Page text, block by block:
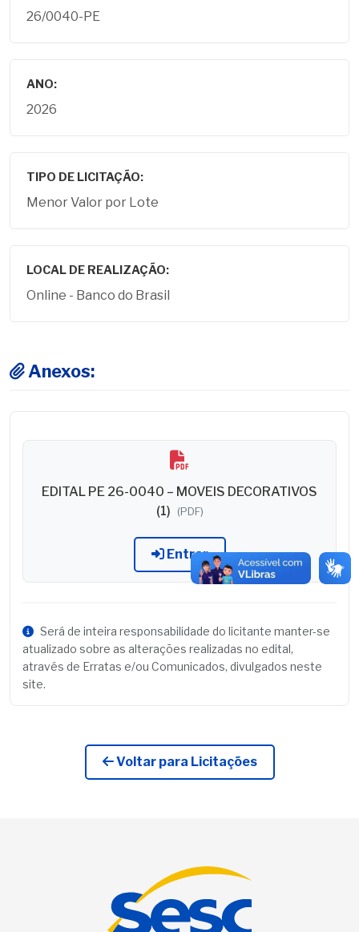
26/0040-PE
ANO:
2026
TIPO DE LICITAÇÃO:
Menor Valor por Lote
LOCAL DE REALIZAÇÃO:
Online - Banco do Brasil
Anexos:
EDITAL PE 26-0040 – MOVEIS DECORATIVOS
(1)
(PDF)
Entrar
Será de inteira responsabilidade do licitante manter-se
atualizado sobre as alterações realizadas no edital,
através de Erratas e/ou Comunicados, divulgados neste
site.
Voltar para Licitações